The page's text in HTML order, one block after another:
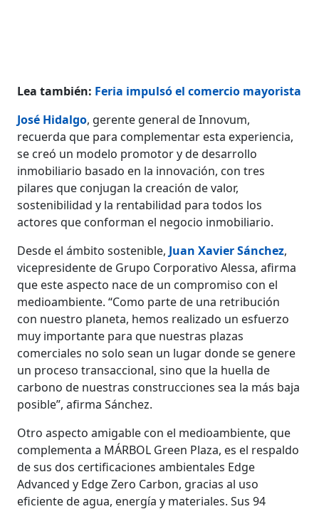
Lea también: Feria impulsó el comercio mayorista
José Hidalgo, gerente general de Innovum,
recuerda que para complementar esta experiencia,
se creó un modelo promotor y de desarrollo
inmobiliario basado en la innovación, con tres
pilares que conjugan la creación de valor,
sostenibilidad y la rentabilidad para todos los
actores que conforman el negocio inmobiliario.
Desde el ámbito sostenible, Juan Xavier Sánchez,
vicepresidente de Grupo Corporativo Alessa, afirma
que este aspecto nace de un compromiso con el
medioambiente. “Como parte de una retribución
con nuestro planeta, hemos realizado un esfuerzo
muy importante para que nuestras plazas
comerciales no solo sean un lugar donde se genere
un proceso transaccional, sino que la huella de
carbono de nuestras construcciones sea la más baja
posible”, afirma Sánchez.
Otro aspecto amigable con el medioambiente, que
complementa a MÁRBOL Green Plaza, es el respaldo
de sus dos certificaciones ambientales Edge
Advanced y Edge Zero Carbon, gracias al uso
eficiente de agua, energía y materiales. Sus 94